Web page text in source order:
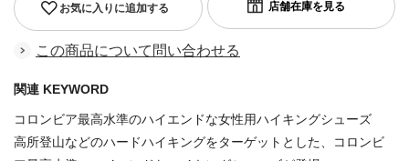
お気に入りに追加する
この商品について問い合わせる
関連 KEYWORD
コロンビア最高水準のハイエンドな女性用ハイキングシューズ
高所登山などのハードハイキングをターゲットとした、コロンビ